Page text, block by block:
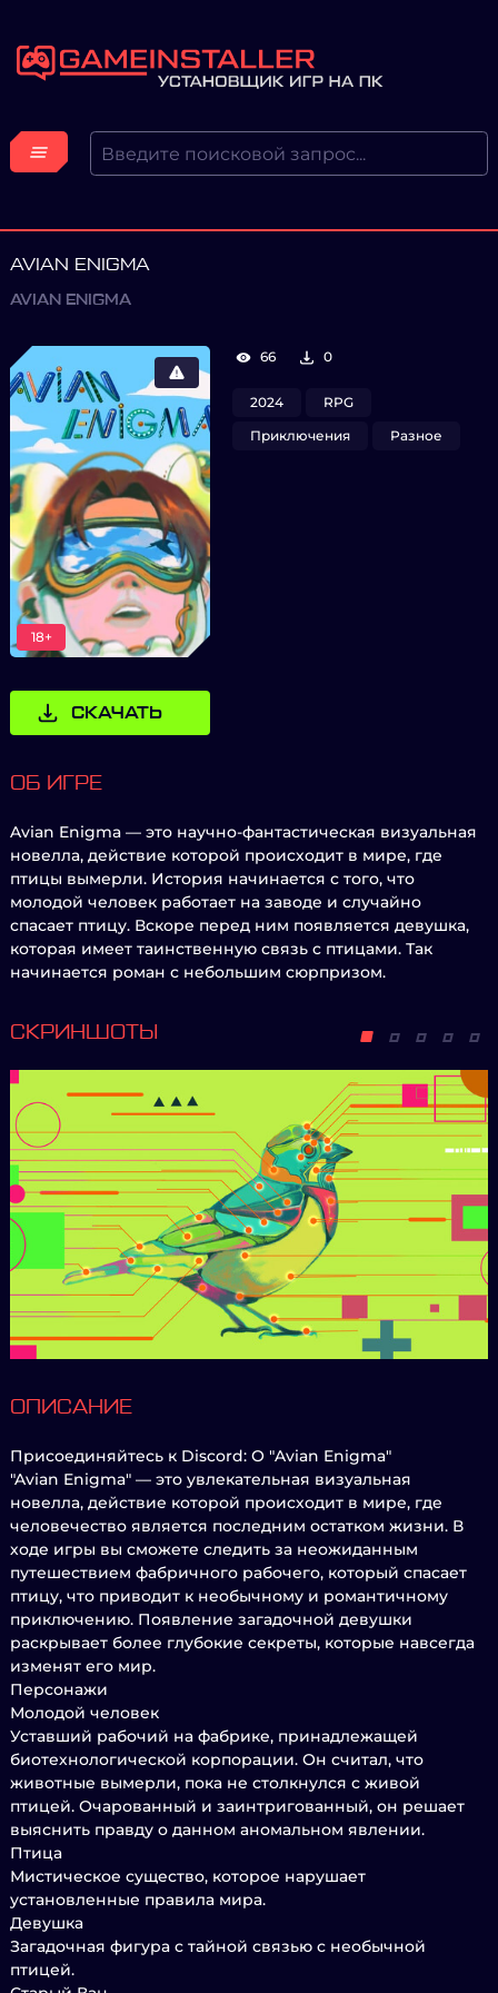
AVIAN ENIGMA
AVIAN ENIGMA
18+
СКАЧАТЬ
66 0
2024
RPG
Приключения
Разное
ОБ ИГРЕ
Avian Enigma — это научно-фантастическая визуальная
новелла, действие которой происходит в мире, где
птицы вымерли. История начинается с того, что
молодой человек работает на заводе и случайно
спасает птицу. Вскоре перед ним появляется девушка,
которая имеет таинственную связь с птицами. Так
начинается роман с небольшим сюрпризом.
СКРИНШОТЫ
ОПИСАНИЕ
Присоединяйтесь к Discord: О "Avian Enigma"
"Avian Enigma" — это увлекательная визуальная
новелла, действие которой происходит в мире, где
человечество является последним остатком жизни. В
ходе игры вы сможете следить за неожиданным
путешествием фабричного рабочего, который спасает
птицу, что приводит к необычному и романтичному
приключению. Появление загадочной девушки
раскрывает более глубокие секреты, которые навсегда
изменят его мир.
Персонажи
Молодой человек
Уставший рабочий на фабрике, принадлежащей
биотехнологической корпорации. Он считал, что
животные вымерли, пока не столкнулся с живой
птицей. Очарованный и заинтригованный, он решает
выяснить правду о данном аномальном явлении.
Птица
Мистическое существо, которое нарушает
установленные правила мира.
Девушка
Загадочная фигура с тайной связью с необычной
птицей.